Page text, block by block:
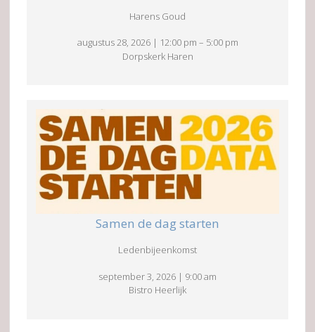
Harens Goud
augustus 28, 2026 | 12:00 pm – 5:00 pm
Dorpskerk Haren
Samen de dag starten
Ledenbijeenkomst
september 3, 2026 | 9:00 am
Bistro Heerlijk